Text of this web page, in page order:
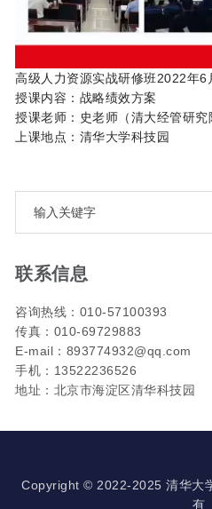
高级人力资源实战研修班2022年
授课内容：战略绩效方案
授课老师：史老师（清大经管研究
上课地点：清华大学科技园
联系信息
咨询热线：010-57100393
传真：010-69729883
E-mail：893774932@qq.com
手机：13522236526
地址：北京市海淀区清华科技园
Copyright © 2022-2025 清华大
有